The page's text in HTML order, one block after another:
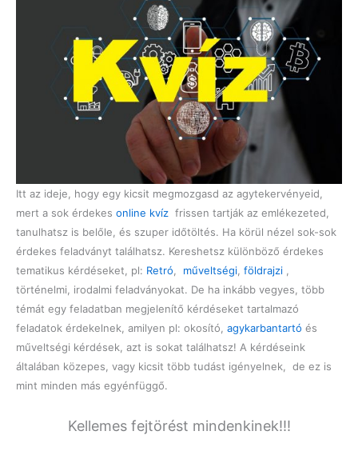
Itt az ideje, hogy egy kicsit megmozgasd az agytekervényeid,
mert a sok érdekes online kvíz frissen tartják az emlékezeted,
tanulhatsz is belőle, és szuper időtöltés. Ha körül nézel sok-sok
érdekes feladványt találhatsz. Kereshetsz különböző érdekes
tematikus kérdéseket, pl: Retró, műveltségi, földrajzi ,
történelmi, irodalmi feladványokat. De ha inkább vegyes, több
témát egy feladatban megjelenítő kérdéseket tartalmazó
feladatok érdekelnek, amilyen pl: okosító, agykarbantartó és
műveltségi kérdések, azt is sokat találhatsz! A kérdéseink
általában közepes, vagy kicsit több tudást igényelnek, de ez is
mint minden más egyénfüggő.
Kellemes fejtörést mindenkinek!!!